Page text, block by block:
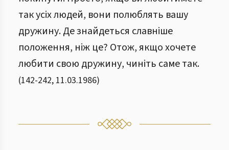
так усіх людей, вони полюблять вашу
дружину. Де знайдеться славніше
положення, ніж це? Отож, якщо хочете
любити свою дружину, чиніть саме так.
(142-242, 11.03.1986)